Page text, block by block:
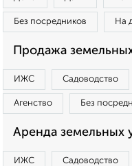
Без посредников На
Продажа
ИЖС Садоводство
Агенство Без
Аренда земельных
ИЖС Садоводство